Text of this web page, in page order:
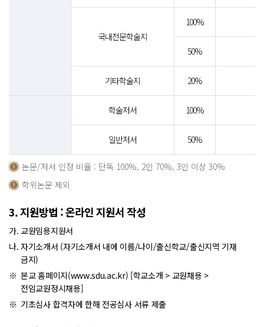
국내전문학술지
100%
50%
기타학술지 20%
학술저서 100%
일반저서 50%
논문/저서 인정 비율 : 단독 100%, 2인 70%, 3인 이상 30%
학위논문 제외
3. 지원방법 : 온라인 지원서 작성
교원임용지원서
자기소개서 (자기소개서 내에 이름/나이/출신학교/출신지역 기재
금지)
본교 홈페이지(www.sdu.ac.kr) [학교소개 > 교원채용 >
전임교원정시채용]
기초심사 합격자에 한해 전공심사 서류 제출